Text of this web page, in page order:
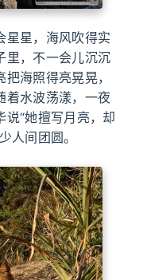
星星，海风吹得实
里，不一会儿沉沉
海照得亮晃晃，
着水波荡漾，一夜
“她擅写月亮，却
人间团圆。